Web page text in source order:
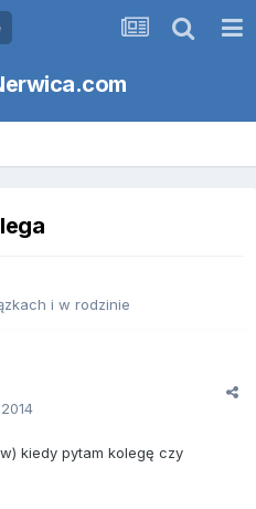
i w rodzinie
kiedy pytam kolegę czy